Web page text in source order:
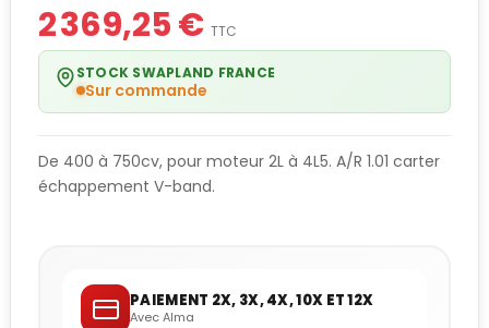
2 369,25 € TTC
STOCK SWAPLAND FRANCE
Sur commande
De 400 à 750cv, pour moteur 2L à 4L5. A/R 1.01 carter
échappement V-band.
PAIEMENT 2X, 3X, 4X, 10X ET 12X
Avec Alma